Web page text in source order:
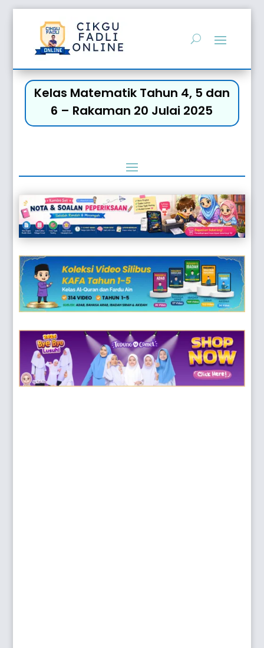
Kelas Matematik Tahun 4, 5 dan
6 – Rakaman 20 Julai 2025